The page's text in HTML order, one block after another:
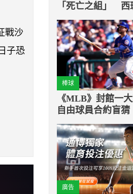
戰沙
子恐
「死亡之組」 西
在激烈角逐中成功
棒球
《MLB》封館一
自由球員合約盲猜
廣告